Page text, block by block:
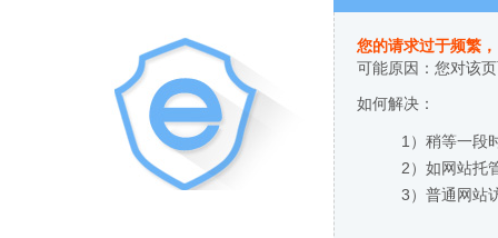
您的请求过于频繁
可能原因：您对该
如何解决：
1）稍等一段
2）如网站托
3）普通网站